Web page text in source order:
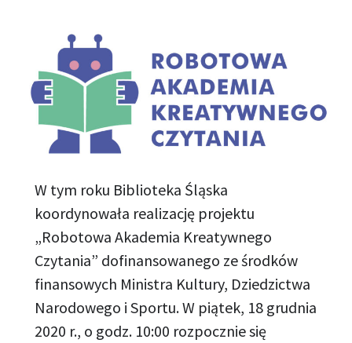
W tym roku Biblioteka Śląska
koordynowała realizację projektu
„Robotowa Akademia Kreatywnego
Czytania” dofinansowanego ze środków
finansowych Ministra Kultury, Dziedzictwa
Narodowego i Sportu. W piątek, 18 grudnia
2020 r., o godz. 10:00 rozpocznie się